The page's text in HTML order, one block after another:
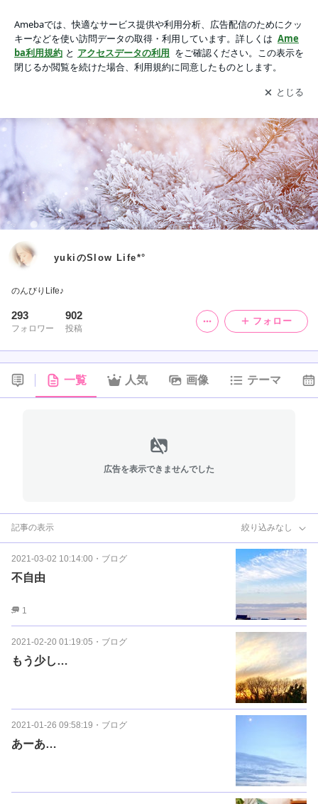
アプリをダウンロードして ブログの更新通知
を受け取りまし
ょう。
開く
yukiのSlow Life*°
のんびりLife♪
293
フォロワー
902
投稿
フォロー
一覧 人気 画像 テーマ
広告を表示できませんでした
記事の表示 絞り込みなし
2021-03-02 10:14:00 ・ ブログ
不自由
1
2021-02-20 01:19:05 ・ ブログ
もう少し…
2021-01-26 09:58:19 ・ ブログ
あーあ…